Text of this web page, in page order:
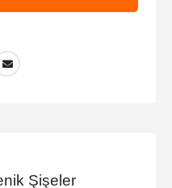
Şişeler